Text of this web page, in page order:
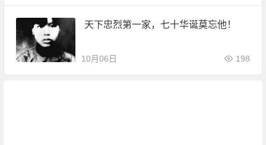
天下忠烈第一家，七十华诞莫忘他！
10月06日 198